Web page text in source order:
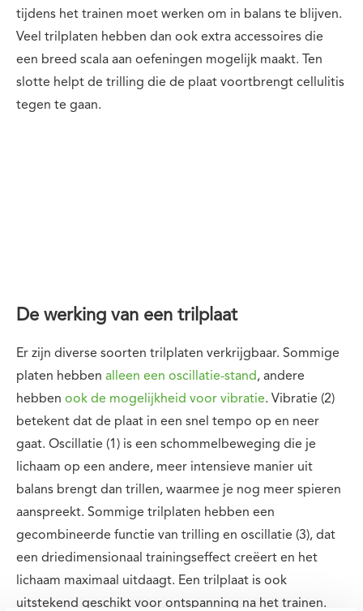
tijdens het trainen moet werken om in balans te blijven.
Veel trilplaten hebben dan ook extra accessoires die
een breed scala aan oefeningen mogelijk maakt. Ten
slotte helpt de trilling die de plaat voortbrengt cellulitis
tegen te gaan.
De werking van een trilplaat
Er zijn diverse soorten trilplaten verkrijgbaar. Sommige
platen hebben alleen een oscillatie-stand, andere
hebben ook de mogelijkheid voor vibratie. Vibratie (2)
betekent dat de plaat in een snel tempo op en neer
gaat. Oscillatie (1) is een schommelbeweging die je
lichaam op een andere, meer intensieve manier uit
balans brengt dan trillen, waarmee je nog meer spieren
aanspreekt. Sommige trilplaten hebben een
gecombineerde functie van trilling en oscillatie (3), dat
een driedimensionaal trainingseffect creëert en het
lichaam maximaal uitdaagt. Een trilplaat is ook
uitstekend geschikt voor ontspanning na het trainen.